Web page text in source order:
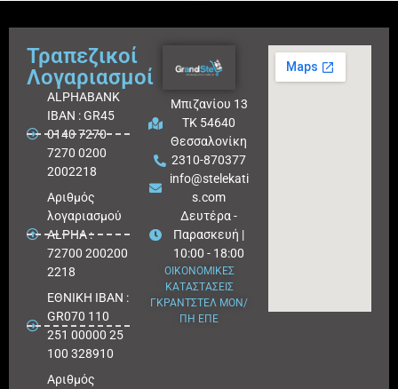
Τραπεζικοί
Λογαριασμοί
ALPHABANK
IBAN : GR45
0140 7270
7270 0200
2002218
Aριθμός
λογαριασμού
ALPHA :
72700 200200
2218
ΕΘΝΙΚΗ ΙΒΑΝ :
GR070 110
251 00000 25
100 328910
Αριθμός
Μπιζανίου 13
ΤΚ 54640
Θεσσαλονίκη
2310-870377
info@stelekati
s.com
Δευτέρα -
Παρασκευή |
10:00 - 18:00
ΟΙΚΟΝΟΜΙΚΕΣ
ΚΑΤΑΣΤΑΣΕΙΣ
ΓΚΡΑΝΤΣΤΕΛ ΜΟΝ/
ΠΗ ΕΠΕ